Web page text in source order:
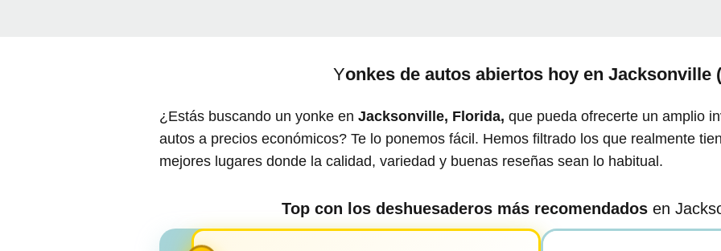
Yonkes de autos abiertos hoy en Jacksonville
¿Estás buscando un yonke en Jacksonville, Florida, que pueda ofrecerte un amplio
autos a precios económicos? Te lo ponemos fácil. Hemos filtrado los que realmente
mejores lugares donde la calidad, variedad y buenas reseñas sean lo habitual.
Top con los deshuesaderos más recomendados en